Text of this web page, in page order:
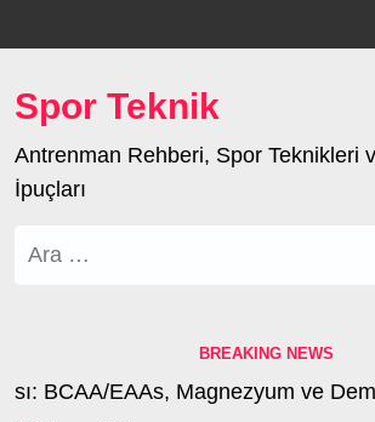
to
Spor Teknik
Antrenman Rehberi, Spor Teknikleri
İpuçları
Arama:
BREAKING NEWS
BCAA/EAAs, Magnezyum ve Demir |